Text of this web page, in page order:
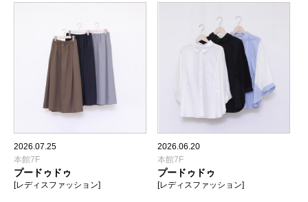
2026.07.25
本館7F
プードゥドゥ
[レディスファッション]
2026.06.20
本館7F
プードゥドゥ
[レディスファッション]